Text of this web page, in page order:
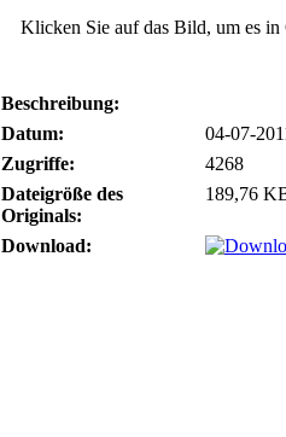
Klicken Sie auf das Bild, um es in
Beschreibung:
Datum:
04-07-
Zugriffe:
4268
Dateigröße des
Originals:
189,76
Download: